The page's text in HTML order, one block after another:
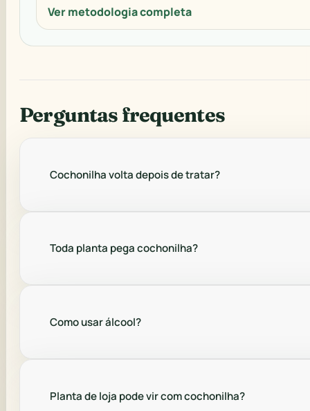
Ver metodologia completa
Perguntas frequentes
Cochonilha volta depois de tratar?
Toda planta pega cochonilha?
Como usar álcool?
Planta de loja pode vir com cochonilha?